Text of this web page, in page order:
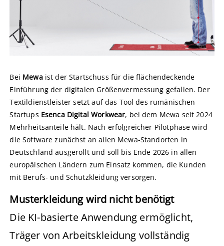
Bei Mewaist der Startschuss für die flächendeckende
Einführung der digitalen Größenvermessung gefallen. Der
Textildienstleister setzt auf das Tool des rumänischen
Startups Esenca Digital Workwear, bei dem Mewa seit 2024
Mehrheitsanteile hält. Nach erfolgreicher Pilotphase wird
die Software zunächst an allen Mewa-Standorten in
Deutschland ausgerollt und soll bis Ende 2026 in allen
europäischen Ländern zum Einsatz kommen, die Kunden
mit Berufs- und Schutzkleidung versorgen.
Musterkleidung wird nicht benötigt
Die KI-basierte Anwendung ermöglicht,
Träger von Arbeitskleidung vollständig